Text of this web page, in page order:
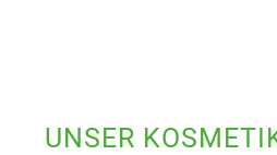
UNSER